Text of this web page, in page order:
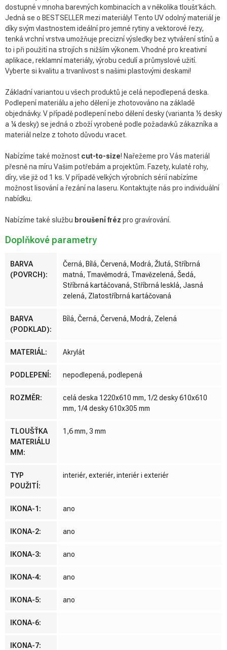
dostupné v mnoha barevných kombinacích a v několika tloušťkách.
Jedná se o BESTSELLER mezi materiály! Tento UV odolný materiál je
díky svým vlastnostem ideální pro jemné rytiny a vektorové řezy,
tenká vrchní vrstva umožňuje precizní výsledky bez vytváření stínů a
to i při použití na strojích s nižším výkonem. Vhodné pro kreativní
aplikace, reklamní materiály, výrobu cedulí a průmyslové užití.
Vyberte si kvalitu a trvanlivost s našimi plastovými deskami!
Základní variantou u všech produktů je celá nepodlepená deska.
Podlepení materiálu a jeho dělení je zhotovováno na základě
objednávky. V případě podlepení nebo dělení desky (varianta ½ desky
a ¼ desky) se jedná o zboží vyrobené podle požadavků zákazníka a
materiál nelze z tohoto důvodu vracet.
Nabízíme také možnost cut-to-size! Nařežeme pro Vás materiál
přesně na míru Vašim potřebám a projektům. Fazety, kulaté rohy,
díry, vše již od 1 ks. V případě velkých výrobních sérií nabízíme
možnost lisování a řezání na laseru. Kontaktujte nás pro individuální
nabídku.
Nabízíme také službu broušení fréz pro gravírování.
Doplňkové parametry
BARVA
(POVRCH):
Černá, Bílá, Červená, Modrá, Žlutá, Stříbrná
matná, Tmavěmodrá, Tmavězelená, Šedá,
Stříbrná kartáčovaná, Stříbrná lesklá, Jasná
zelená, Zlatostříbrná kartáčovaná
BARVA
(PODKLAD):
Bílá, Černá, Červená, Modrá, Zelená
MATERIÁL: Akrylát
PODLEPENÍ : nepodlepená, podlepená
ROZMĚR:
celá deska 1220x610 mm, 1/2 desky 610x610
mm, 1/4 desky 610x305 mm
TLOUŠŤKA
MATERIÁLU
MM :
1,6 mm, 3 mm
TYP
POUŽITÍ :
interiér, exteriér, interiér i exteriér
IKONA-1 : ano
IKONA-2: ano
IKONA-3: ano
IKONA-4: ano
IKONA-5: ano
IKONA-6:
IKONA-7: